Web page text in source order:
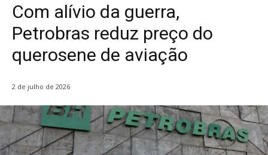
Com alívio da guerra,
Petrobras reduz preço do
querosene de aviação
2 de julho de 2026